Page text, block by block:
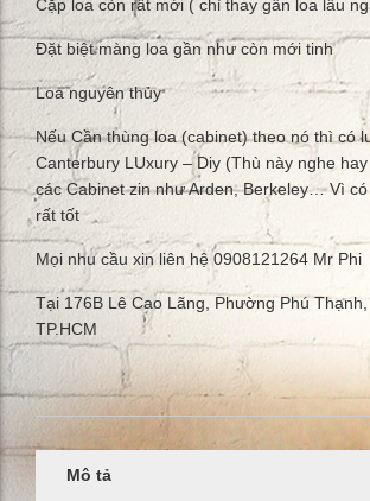
Cặp loa còn rất mới ( chỉ thay gân loa lâu
Đặt biệt màng loa gần như còn mới tinh
Loa nguyên thủy
Nếu Cần thùng loa (cabinet) theo nó thì có
Canterbury LUxury – Diy (Thù này nghe
các Cabinet zin như Arden, Berkeley… Vì
rất tốt
Mọi nhu cầu xin liên hệ 0908121264 Mr Phi
Tại 176B Lê Cao Lãng, Phường Phú Thạnh,
TP.HCM
Mô tả